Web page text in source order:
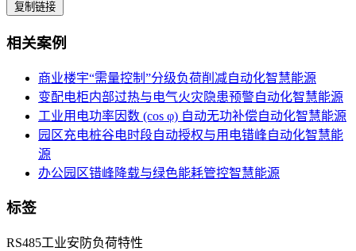
复制链接
相关案例
商业楼宇“需量控制”分级负荷削减自动化智慧能源
变配电柜内部过热与电气火灾隐患预警自动化智慧能源
工业用电功率因数 (cos φ) 自动无功补偿自动化智慧能源
园区充电桩谷电时段自动授权与用电错峰自动化智慧能
源
办公园区错峰降载与绿色能耗管控智慧能源
标签
RS485工业安防负荷特性